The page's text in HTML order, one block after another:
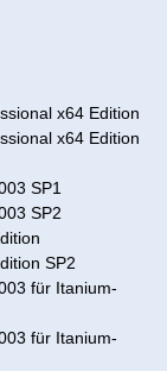
x64 Edition
x64 Edition
SP1
SP2
SP2
für Itanium-
für Itanium-